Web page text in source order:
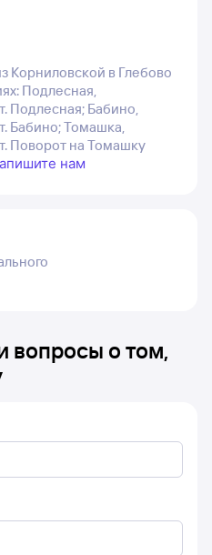
Корниловской в Глебово
Подлесная,
Подлесная; Бабино,
Бабино; Томашка,
Поворот на Томашку
нам
вопросы о том,